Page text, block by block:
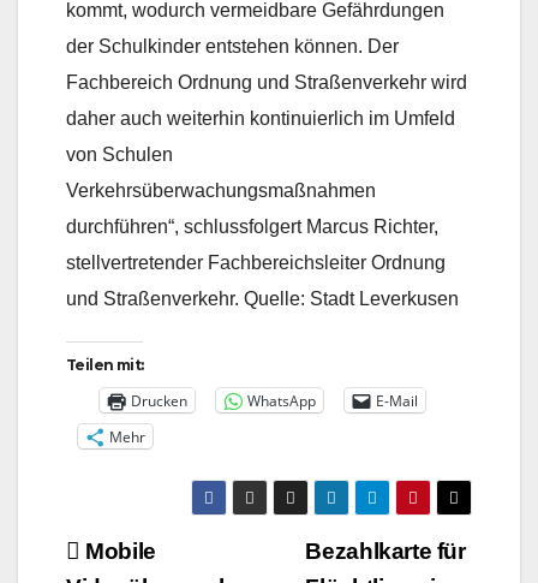
kommt, wodurch vermeidbare Gefährdungen
der Schulkinder entstehen können. Der
Fachbereich Ordnung und Straßenverkehr wird
daher auch weiterhin kontinuierlich im Umfeld
von Schulen
Verkehrsüberwachungsmaßnahmen
durchführen“, schlussfolgert Marcus Richter,
stellvertretender Fachbereichsleiter Ordnung
und Straßenverkehr. Quelle: Stadt Leverkusen
Teilen mit:
Drucken WhatsApp
E-Mail
Mehr
Beitragsnavigation
Bezahlkarte für
Mobile